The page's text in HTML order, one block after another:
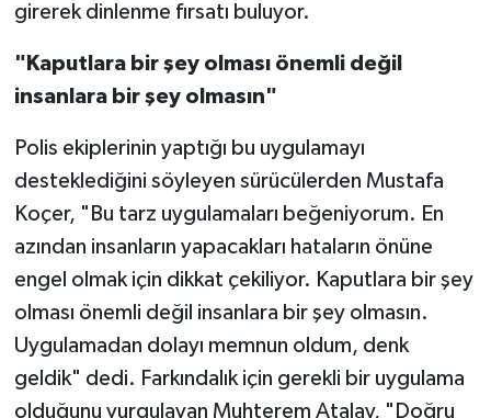
girerek dinlenme fırsatı buluyor.
"Kaputlara bir şey olması önemli değil
insanlara bir şey olmasın"
Polis ekiplerinin yaptığı bu uygulamayı
desteklediğini söyleyen sürücülerden Mustafa
Koçer, "Bu tarz uygulamaları beğeniyorum. En
azından insanların yapacakları hataların önüne
engel olmak için dikkat çekiliyor. Kaputlara bir şey
olması önemli değil insanlara bir şey olmasın.
Uygulamadan dolayı memnun oldum, denk
geldik" dedi. Farkındalık için gerekli bir uygulama
olduğunu vurgulayan Muhterem Atalay, "Doğru
Spor
Ulusal
Yaşam